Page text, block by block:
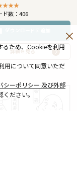
★★★
ド数：406
詳細を見る
るため、Cookieを利用
用について同意いただ
シーポリシー 及び外部
ください。